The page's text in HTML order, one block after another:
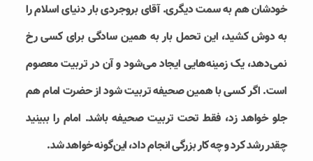
خودشان هم به سمت دیگری. آقای بروجردی بار دنیای اسلام را
به دوش کشید، این تحمل بار به همین سادگی برای کسی رخ
نمی‌دهد، یک زمینه‌هایی ایجاد می‌شود و آن در تربیت معصوم
است. اگر کسی با همین صحیفه تربیت شود از حضرت امام هم
جلو خواهد زد، فقط تحت تربیت صحیفه باشد. امام را ببینید
چقدر رشد کرد و چه کار بزرگی انجام داد، این‌گونه خواهد شد.